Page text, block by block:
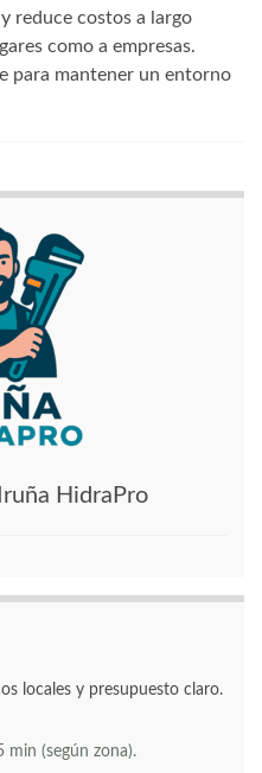
reduce costos a largo
como a empresas.
para mantener un entorno
HidraPro
locales y presupuesto claro.
min (según zona).